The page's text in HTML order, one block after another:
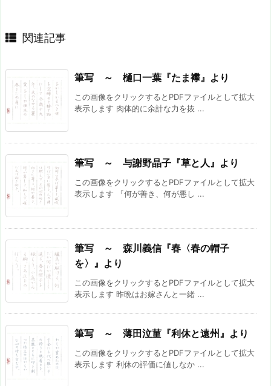
関連記事
筆写 ～ 樋口一葉『たま襻』より
この画像をクリックするとPDFファイルとして拡大
表示します 肉体的に余計な力を抜 ...
筆写 ～ 与謝野晶子『草と人』より
この画像をクリックするとPDFファイルとして拡大
表示します 『何が善き、何が悪し ...
筆写 ～ 森川義信『春〈春の帽子
を〉』より
この画像をクリックするとPDFファイルとして拡大
表示します 昨晩はお嫁さんと一緒 ...
筆写 ～ 薄田泣菫『利休と遠州』より
この画像をクリックするとPDFファイルとして拡大
表示します 利休の評価に値しなか ...